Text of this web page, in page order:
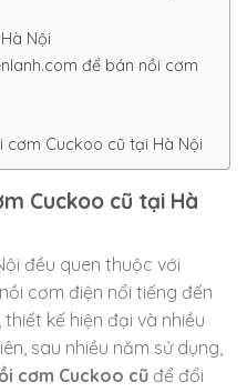
Nội
để bán nồi cơm
cơm Cuckoo cũ tại Hà Nội
Cuckoo cũ tại Hà
đều quen thuộc với
cơm điện nổi tiếng đến
kế hiện đại và nhiều
sau nhiều năm sử dụng,
cơm Cuckoo cũ để đổi